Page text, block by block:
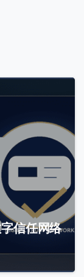
0
信任网络